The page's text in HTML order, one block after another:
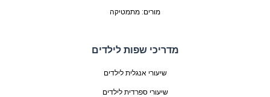
מורים: מתמטיקה
מדריכי שפות לילדים
שיעורי אנגלית לילדים
שיעורי ספרדית לילדים